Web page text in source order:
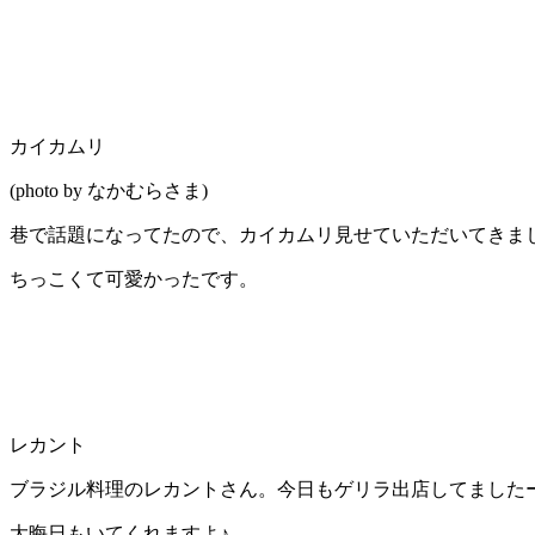
カイカムリ
(photo by なかむらさま)
巷で話題になってたので、カイカムリ見せていただいてきま
ちっこくて可愛かったです。
レカント
ブラジル料理のレカントさん。今日もゲリラ出店してました